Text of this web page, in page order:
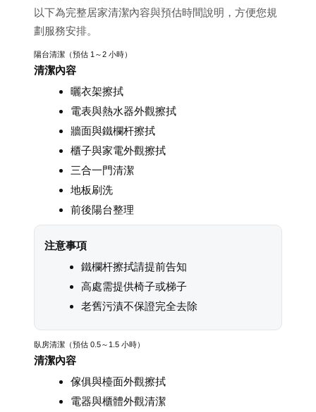
以下為完整居家清潔內容與預估時間說明，方便您規
劃服務安排。
陽台清潔（預估 1～2 小時）
清潔內容
曬衣架擦拭
電表與熱水器外觀擦拭
牆面與鐵欄杆擦拭
櫃子與家電外觀擦拭
三合一門清潔
地板刷洗
前後陽台整理
注意事項
鐵欄杆擦拭請提前告知
高處需提供椅子或梯子
老舊污漬不保證完全去除
臥房清潔（預估 0.5～1.5 小時）
清潔內容
傢俱與檯面外觀擦拭
電器與櫃體外觀清潔